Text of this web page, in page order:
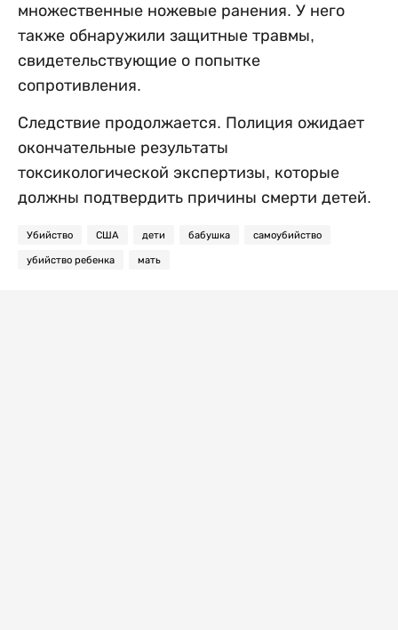
множественные ножевые ранения. У него
также обнаружили защитные травмы,
свидетельствующие о попытке
сопротивления.
Следствие продолжается. Полиция ожидает
окончательные результаты
токсикологической экспертизы, которые
должны подтвердить причины смерти детей.
Убийство США дети бабушка самоубийство
убийство ребенка мать